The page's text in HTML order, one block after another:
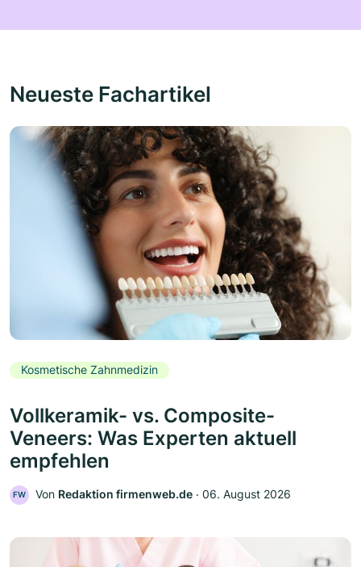
Neueste Fachartikel
Kosmetische Zahnmedizin
Vollkeramik- vs. Composite-
Veneers: Was Experten aktuell
empfehlen
FW Von Redaktion firmenweb.de ‧ 06. August 2026